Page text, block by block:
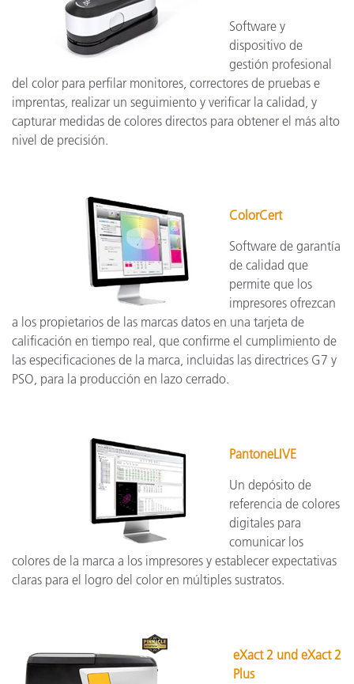
Software y
dispositivo de
gestión profesional
del color para perfilar monitores, correctores de pruebas e
imprentas, realizar un seguimiento y verificar la calidad, y
capturar medidas de colores directos para obtener el más alto
nivel de precisión.
ColorCert
Software de garantía
de calidad que
permite que los
impresores ofrezcan
a los propietarios de las marcas datos en una tarjeta de
calificación en tiempo real, que confirme el cumplimiento de
las especificaciones de la marca, incluidas las directrices G7 y
PSO, para la producción en lazo cerrado.
PantoneLIVE
Un depósito de
referencia de colores
digitales para
comunicar los
colores de la marca a los impresores y establecer expectativas
claras para el logro del color en múltiples sustratos.
eXact 2 und eXact 2
Plus